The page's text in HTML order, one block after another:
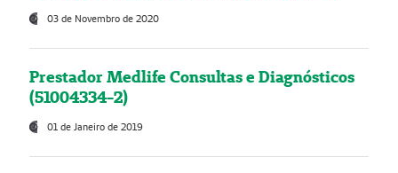
03 de Novembro de 2020
Prestador Medlife Consultas e Diagnósticos
(51004334-2)
01 de Janeiro de 2019